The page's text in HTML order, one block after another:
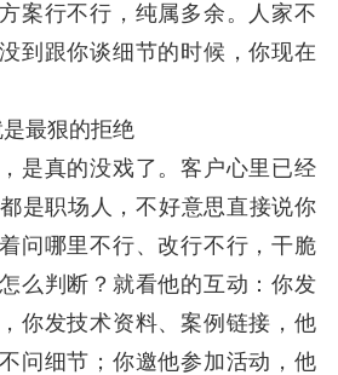
案行不行，纯属多余。人家不
到跟你谈细节的时候，你现在
最狠的拒绝
是真的没戏了。客户心里已经
是职场人，不好意思直接说你
问哪里不行、改行不行，干脆
么判断？就看他的互动：你发
你发技术资料、案例链接，他
问细节；你邀他参加活动，他